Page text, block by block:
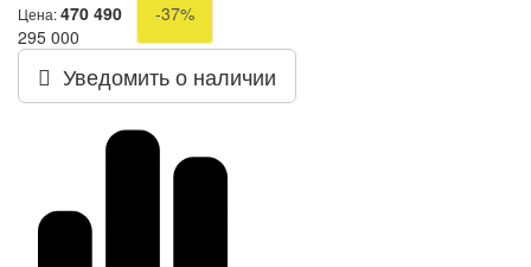
Цена:470 490
-37%
295 000
Уведомить о наличии